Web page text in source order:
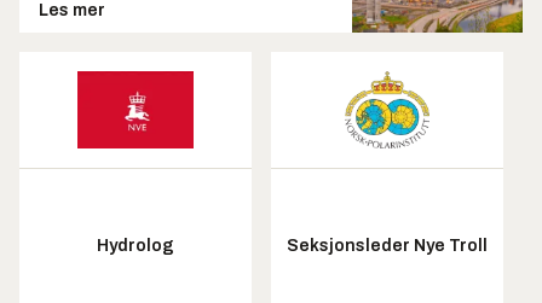
Les mer
Hydrolog Seksjonsleder Nye Troll